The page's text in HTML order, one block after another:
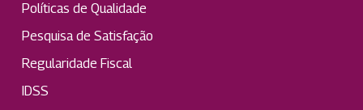
Políticas de Qualidade
Pesquisa de Satisfação
Regularidade Fiscal
IDSS